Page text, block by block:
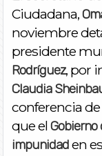
Ciudadana,
noviembre
presidente
Rodríguez, por
Claudia
conferencia
que el Gobierno
impunidaden